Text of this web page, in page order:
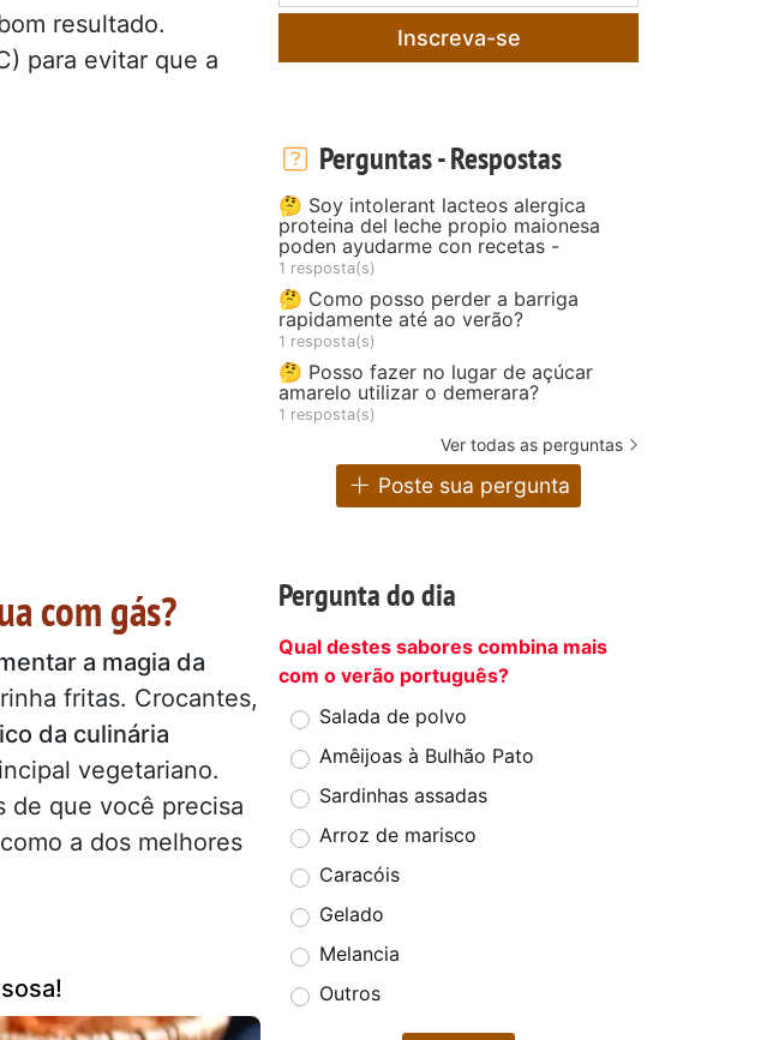
resultado.
para evitar que a
com gás?
a magia da
fritas. Crocantes,
da culinária
vegetariano.
de que você precisa
a dos melhores
Inscreva-se
Perguntas - Respostas
🤔 Soy intolerant lacteos alergica
proteina del leche propio maionesa
poden ayudarme con recetas -
1 resposta(s)
🤔 Como posso perder a barriga
rapidamente até ao verão?
1 resposta(s)
🤔 Posso fazer no lugar de açúcar
amarelo utilizar o demerara?
1 resposta(s)
Ver todas as perguntas
Poste sua pergunta
Pergunta do dia
Qual destes sabores combina mais
com o verão português?
Salada de polvo
Amêijoas à Bulhão Pato
Sardinhas assadas
Arroz de marisco
Caracóis
Gelado
Melancia
Outros